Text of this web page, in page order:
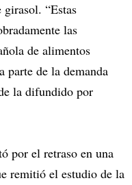
“Estas
las
de alimentos
parte de la demanda
la difundido por
por el retraso en una
remitió el estudio de la